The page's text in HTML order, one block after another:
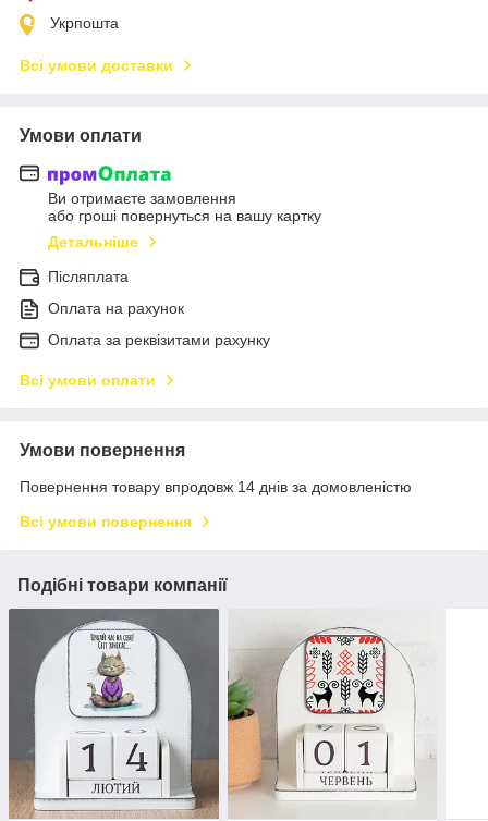
Укрпошта
Всі умови доставки
Умови оплати
Ви отримаєте замовлення
або гроші повернуться на вашу картку
Детальніше
Післяплата
Оплата на рахунок
Оплата за реквізитами рахунку
Всі умови оплати
Умови повернення
Повернення товару впродовж 14 днів за домовленістю
Всі умови повернення
Подібні товари компанії